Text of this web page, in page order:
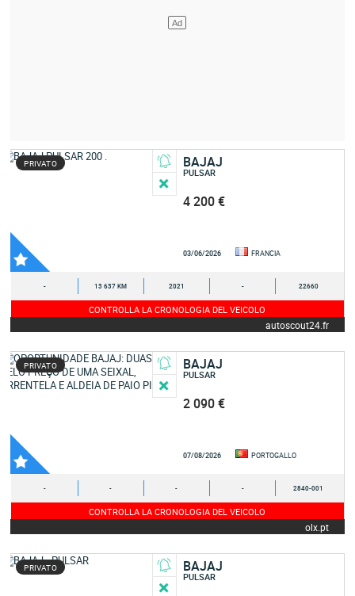
PRIVATO BAJAJ
PULSAR
4 200 €
03/06/2026 FRANCIA
- 13 637 KM 2021 - 22660
CONTROLLA LA CRONOLOGIA DEL VEICOLO
autoscout24.fr
PRIVATO BAJAJ
PULSAR
2 090 €
07/08/2026 PORTOGALLO
- - - - 2840-001
CONTROLLA LA CRONOLOGIA DEL VEICOLO
olx.pt
PRIVATO BAJAJ
PULSAR